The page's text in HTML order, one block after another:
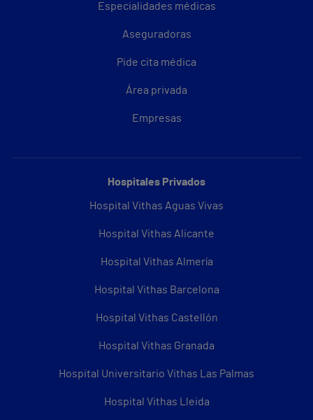
Especialidades médicas
Aseguradoras
Pide cita médica
Área privada
Empresas
Hospitales Privados
Hospital Vithas Aguas Vivas
Hospital Vithas Alicante
Hospital Vithas Almería
Hospital Vithas Barcelona
Hospital Vithas Castellón
Hospital Vithas Granada
Hospital Universitario Vithas Las Palmas
Hospital Vithas Lleida